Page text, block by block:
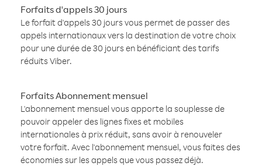
Forfaits d'appels 30 jours
Le forfait d'appels 30 jours vous permet de passer des
appels internationaux vers la destination de votre choix
pour une durée de 30 jours en bénéficiant des tarifs
réduits Viber.
Forfaits Abonnement mensuel
L'abonnement mensuel vous apporte la souplesse de
pouvoir appeler des lignes fixes et mobiles
internationales à prix réduit, sans avoir à renouveler
votre forfait. Avec l'abonnement mensuel, vous faites des
économies sur les appels que vous passez déjà.